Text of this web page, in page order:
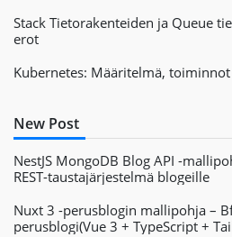
Stack Tietorakenteiden ja Queue
erot
Kubernetes: Määritelmä,
New Post
NestJS MongoDB Blog API -
REST-taustajärjestelmä blogeille
Nuxt 3 -perusblogin mallipohja –
perusblogi(Vue 3 + TypeScript +